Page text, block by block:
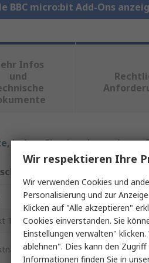
BBC micro:bit Add-Ons
Infos
und
indem Sie ein oder mehrere
DFRobot
Typ BBC Micro:bit-
DFRobot
Micro:bit V2.0
Wir respektieren Ihre
Wir verwenden Cookies und
Personalisierung und zur
Klicken auf "Alle akzeptieren"
Cookies einverstanden. Sie
Einstellungen verwalten"
ablehnen". Dies kann den
Informationen finden Sie in